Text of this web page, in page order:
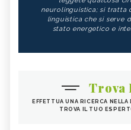
neurolinguistica; si tratta
linguistica che si serve
stato energetico e
Trova
EFFETTUA UNA RICERCA
TROVA IL TUO